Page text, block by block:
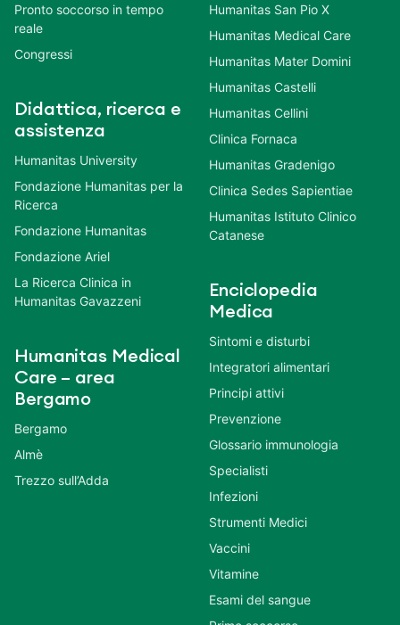
Pronto soccorso in tempo
reale
Congressi
Didattica, ricerca e
assistenza
Humanitas University
Fondazione Humanitas per la
Ricerca
Fondazione Humanitas
Fondazione Ariel
La Ricerca Clinica in
Humanitas Gavazzeni
Humanitas Medical
Care – area
Bergamo
Bergamo
Almè
Trezzo sull’Adda
Humanitas San Pio X
Humanitas Medical Care
Humanitas Mater Domini
Humanitas Castelli
Humanitas Cellini
Clinica Fornaca
Humanitas Gradenigo
Clinica Sedes Sapientiae
Humanitas Istituto Clinico
Catanese
Enciclopedia
Medica
Sintomi e disturbi
Integratori alimentari
Principi attivi
Prevenzione
Glossario immunologia
Specialisti
Infezioni
Strumenti Medici
Vaccini
Vitamine
Esami del sangue